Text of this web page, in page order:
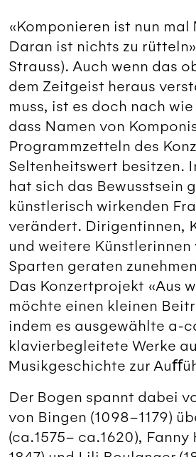
«Komponieren ist nun mal
Daran ist nichts zu
Strauss). Auch wenn das
dem Zeitgeist heraus
muss, ist es doch nach
dass Namen von
Programmzetteln des
Seltenheitswert besitzen.
hat sich das Bewusstsein
künstlerisch wirkenden
verändert. Dirigentinnen,
und weitere
Sparten geraten
Das Konzertprojekt «Aus
möchte einen kleinen
indem es ausgewählte a-
klavierbegleitete Werke
Musikgeschichte zur
Der Bogen spannt dabei
von Bingen (1098–1179)
(ca.1575– ca.1620), Fanny